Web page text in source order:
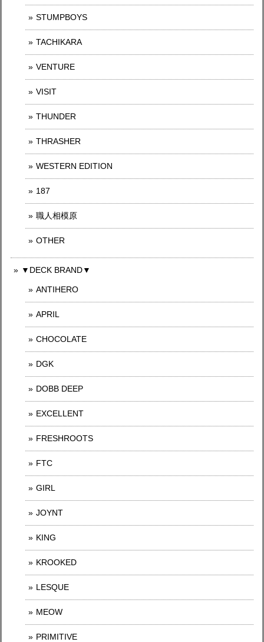
STUMPBOYS
TACHIKARA
VENTURE
VISIT
THUNDER
THRASHER
WESTERN EDITION
187
職人相模原
OTHER
▼DECK BRAND▼
ANTIHERO
APRIL
CHOCOLATE
DGK
DOBB DEEP
EXCELLENT
FRESHROOTS
FTC
GIRL
JOYNT
KING
KROOKED
LESQUE
MEOW
PRIMITIVE